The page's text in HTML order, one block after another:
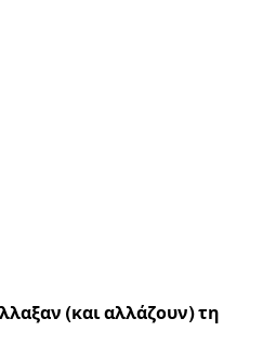
(και αλλάζουν) τη